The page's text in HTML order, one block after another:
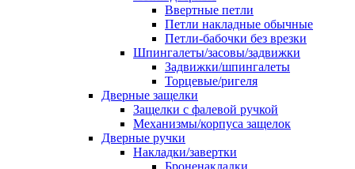
Ввертные петли
Петли накладные обычные
Петли-бабочки без врезки
Шпингалеты/засовы/задвижки
Задвижки/шпингалеты
Торцевые/ригеля
Дверные защелки
Защелки с фалевой ручкой
Механизмы/корпуса защелок
Дверные ручки
Накладки/завертки